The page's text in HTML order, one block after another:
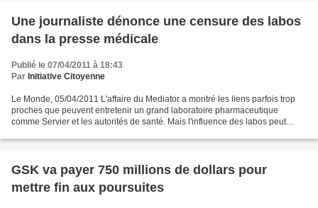
Une journaliste dénonce une censure des labos
dans la presse médicale
Publié le 07/04/2011 à 18:43
Par Initiative Citoyenne
Le Monde, 05/04/2011 L'affaire du Mediator a montré les liens parfois trop
proches que peuvent entretenir un grand laboratoire pharmaceutique
comme Servier et les autorités de santé. Mais l'influence des labos peut
GSK va payer 750 millions de dollars pour
mettre fin aux poursuites